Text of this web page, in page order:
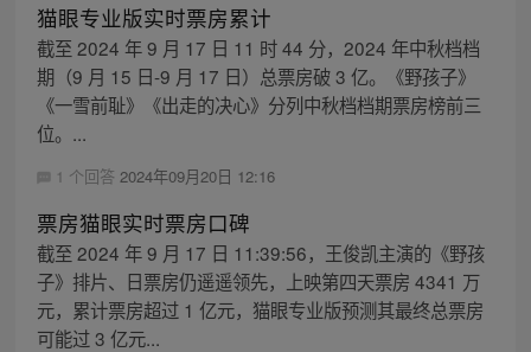
猫眼专业版实时票房累计
截至 2024 年 9 月 17 日 11 时 44 分，2024 年中秋档档
期（9 月 15 日-9 月 17 日）总票房破 3 亿。《野孩子》
《一雪前耻》《出走的决心》分列中秋档档期票房榜前三
位。...
1 个回答 2024年09月20日 12:16
票房猫眼实时票房口碑
截至 2024 年 9 月 17 日 11:39:56，王俊凯主演的《野孩
子》排片、日票房仍遥遥领先，上映第四天票房 4341 万
元，累计票房超过 1 亿元，猫眼专业版预测其最终总票房
可能过 3 亿元...